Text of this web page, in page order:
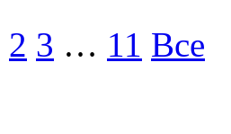
2 3 … 11 Все